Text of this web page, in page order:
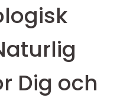
Dig och